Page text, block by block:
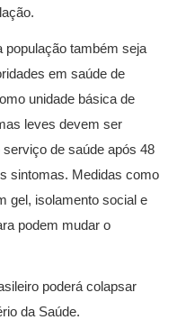
população também seja
em saúde de
unidade básica de
leves devem ser
de saúde após 48
sintomas. Medidas como
gel, isolamento social e
podem mudar o
poderá colapsar
da Saúde.